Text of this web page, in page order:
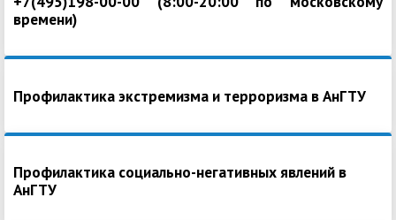
времени)
Профилактика экстремизма и терроризма в АнГТУ
Профилактика социально-негативных явлений в
АнГТУ